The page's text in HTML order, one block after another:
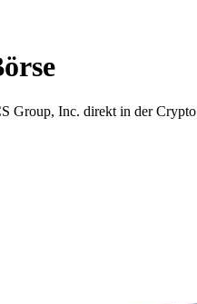
Group, Inc. direkt in der